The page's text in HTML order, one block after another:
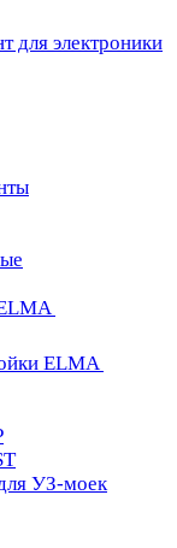
для электроники
ELMA
УЗ-моек